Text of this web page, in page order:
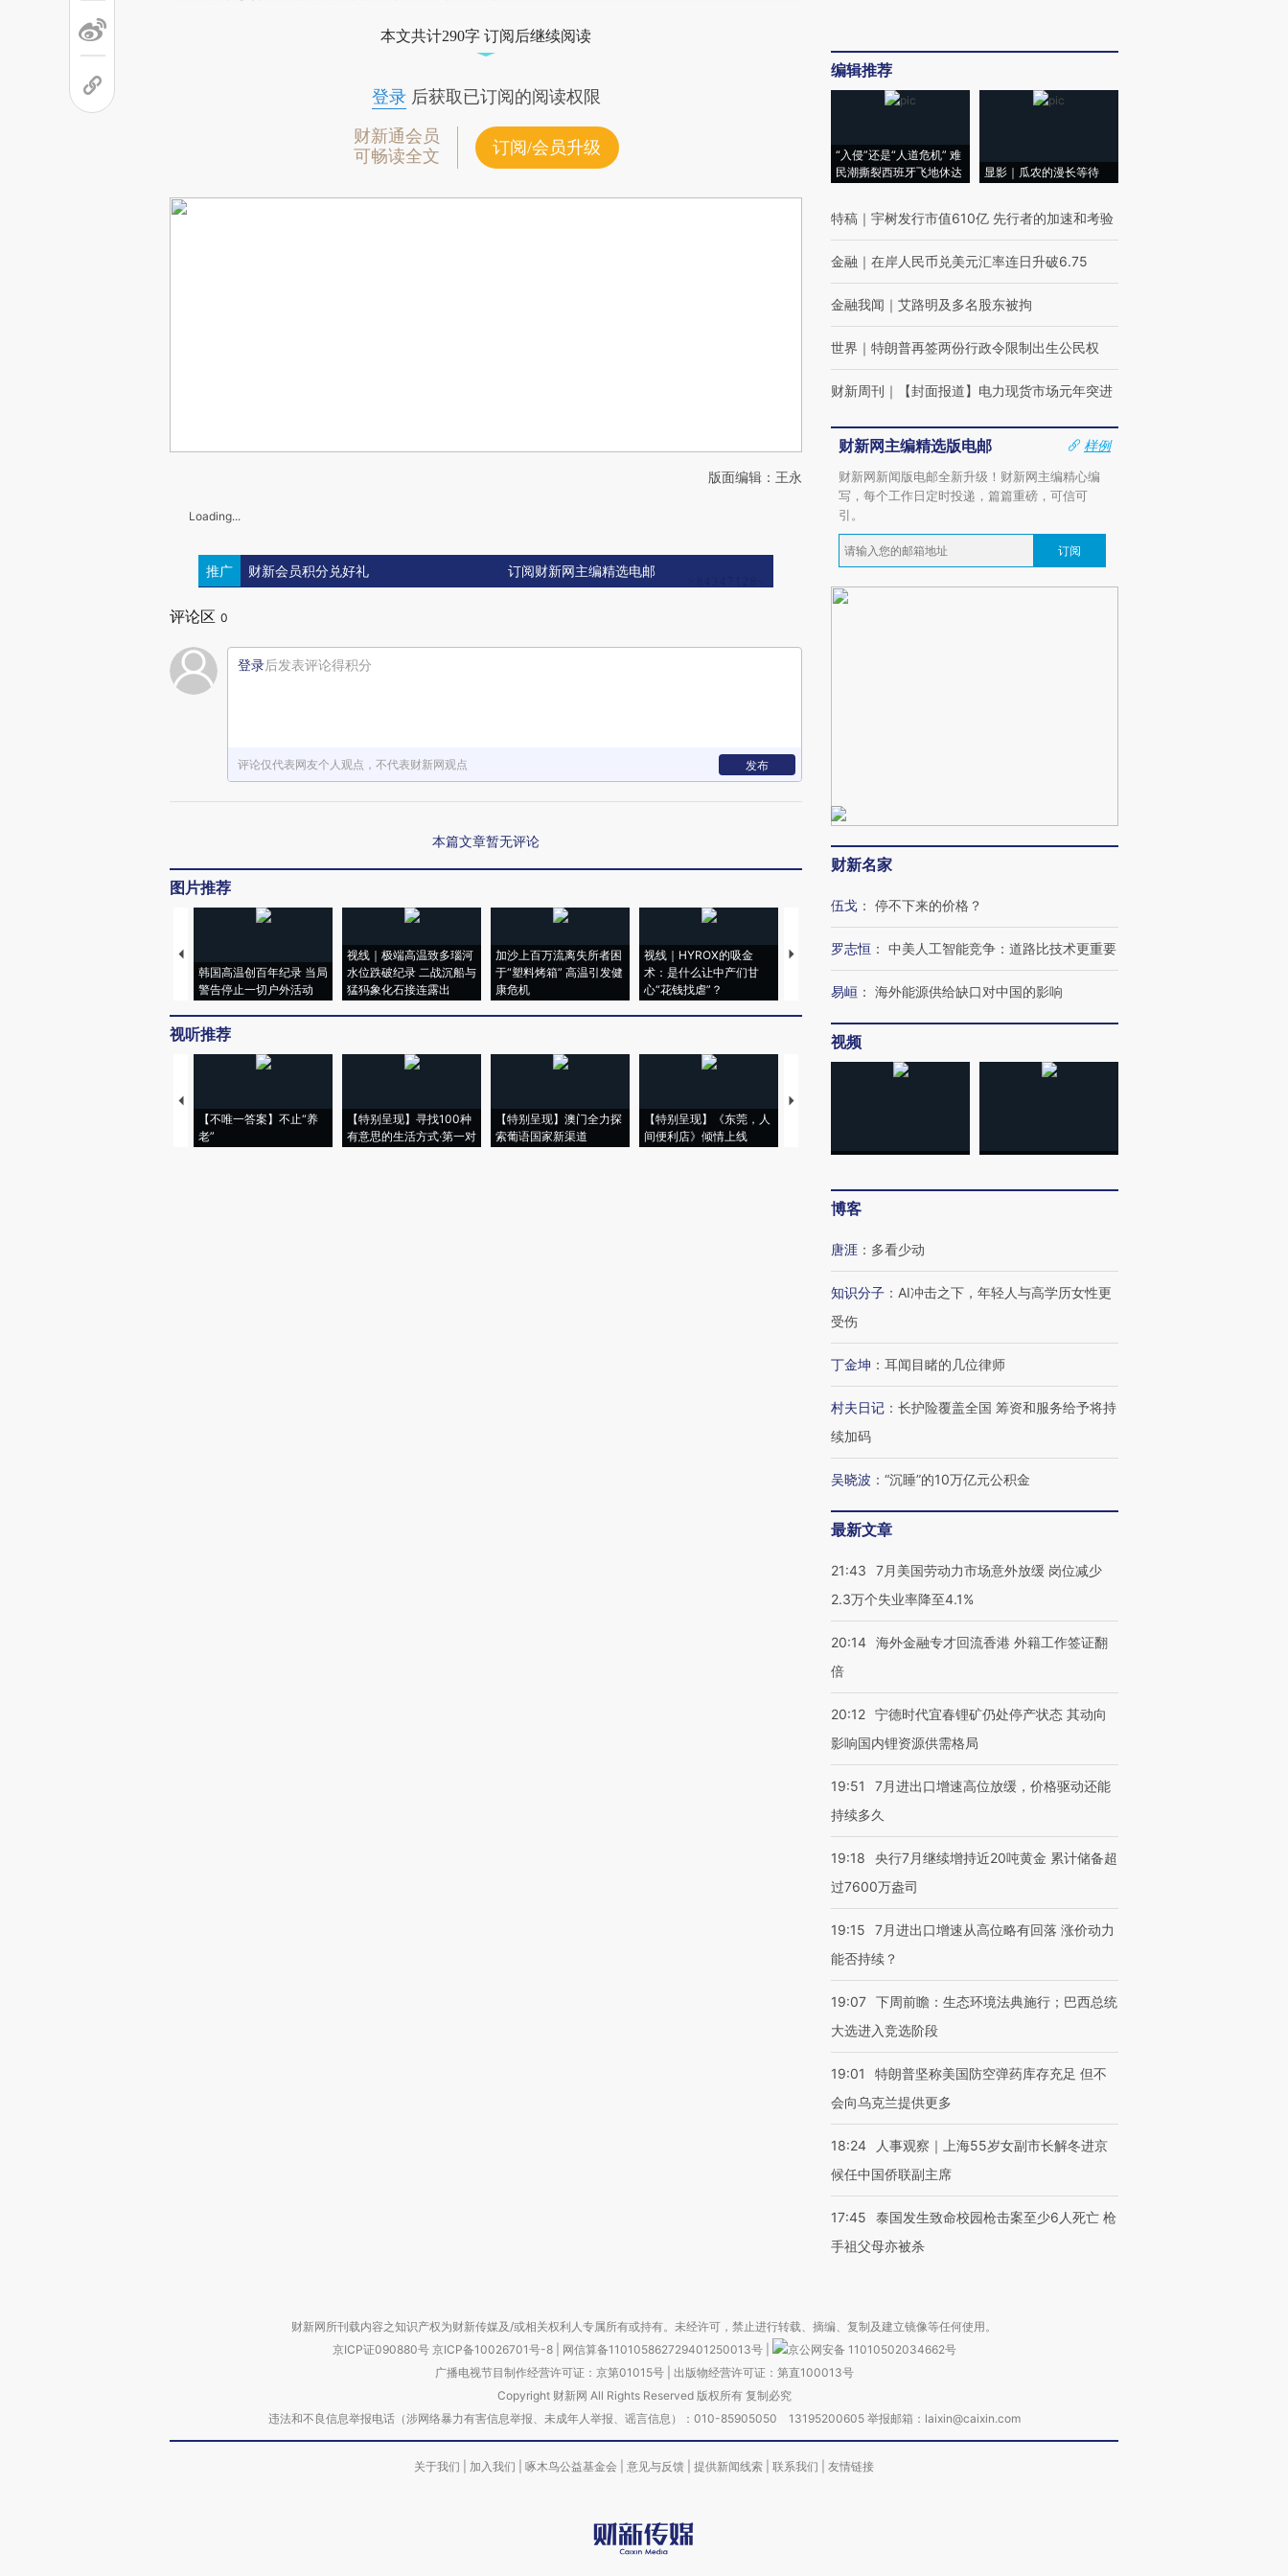
本文共计290字 订阅后继续阅读
登录后获取已订阅的阅读权限
财新通会员
可畅读全文
订阅/会员升级
版面编辑：王永
Loading...
推广 财新会员积分兑好礼 订阅财新网主编精选电邮
评论区 0
登录后发表评论得积分
评论仅代表网友个人观点，不代表财新网观点 发布
本篇文章暂无评论
图片推荐
韩国高温创百年纪录 当局
警告停止一切户外活动
视线｜极端高温致多瑙河
水位跌破纪录 二战沉船与
猛犸象化石接连露出
加沙上百万流离失所者困
于“塑料烤箱” 高温引发健
康危机
视线｜HYROX的吸金
术：是什么让中产们甘
心“花钱找虐”？
马航飞行员跨国走私7万
粒摇头丸 尿检体内含3种
视线｜被称为“蟑螂”的印
度Z世代 用街头抗争将教
育部长拱下台
视线｜“入侵”还是“人道危
机”？难民潮撕裂西班牙
视听推荐
【不唯一答案】不止“养
老”
【特别呈现】寻找100种
有意思的生活方式·第一对
【特别呈现】澳门全力探
索葡语国家新渠道
【特别呈现】《东莞，人
间便利店》倾情上线
【推广】走进第四届链博
编辑推荐
“入侵”还是“人道危机” 难
民潮撕裂西班牙飞地休达
显影｜瓜农的漫长等待
特稿 ｜ 宇树发行市值610亿 先行者的加速和考验
金融 ｜ 在岸人民币兑美元汇率连日升破6.75
金融我闻 ｜ 艾路明及多名股东被拘
世界 ｜ 特朗普再签两份行政令限制出生公民权
财新周刊 ｜ 【封面报道】电力现货市场元年突进
财新网主编精选版电邮
样例
财新网新闻版电邮全新升级！财新网主编精心编
写，每个工作日定时投递，篇篇重磅，可信可
引。
订阅
财新名家
伍戈 ： 停不下来的价格？
罗志恒 ： 中美人工智能竞争：道路比技术更重要
易峘 ： 海外能源供给缺口对中国的影响
视频
博客
唐涯 ： 多看少动
知识分子 ： AI冲击之下，年轻人与高学历女性更
受伤
丁金坤 ： 耳闻目睹的几位律师
村夫日记 ： 长护险覆盖全国 筹资和服务给予将持
续加码
吴晓波 ： “沉睡”的10万亿元公积金
最新文章
21:43
7月美国劳动力市场意外放缓 岗位减少
2.3万个失业率降至4.1%
20:14 海外金融专才回流香港 外籍工作签证翻
倍
20:12 宁德时代宜春锂矿仍处停产状态 其动向
影响国内锂资源供需格局
19:51
7月进出口增速高位放缓，价格驱动还能
持续多久
19:18
央行7月继续增持近20吨黄金 累计储备超
过7600万盎司
19:15
7月进出口增速从高位略有回落 涨价动力
能否持续？
19:07 下周前瞻：生态环境法典施行；巴西总统
大选进入竞选阶段
19:01
特朗普坚称美国防空弹药库存充足 但不
会向乌克兰提供更多
18:24
人事观察｜上海55岁女副市长解冬进京
候任中国侨联副主席
17:45
泰国发生致命校园枪击案至少6人死亡 枪
手祖父母亦被杀
财新网所刊载内容之知识产权为财新传媒及/或相关权利人专属所有或持有。未经许可，禁止进行转载、摘编、复制及建立镜像等任何使用。
京ICP证090880号 京ICP备10026701号-8 网信算备110105862729401250013号
京公网安备 11010502034662号
广播电视节目制作经营许可证：京第01015号| 出版物经营许可证：第直100013号
Copyright 财新网 All Rights Reserved 版权所有 复制必究
违法和不良信息举报电话（涉网络暴力有害信息举报、未成年人举报、谣言信息）：010-85905050 13195200605 举报邮箱：laixin@caixin.com
关于我们 加入我们 啄木鸟公益基金会 意见与反馈 提供新闻线索 联系我们 友情链接